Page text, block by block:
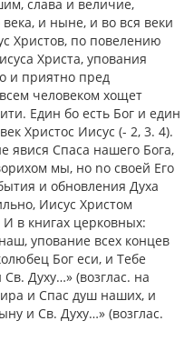
слава и величие,
и ныне, и вo вся веки
Христов, по повелению
Христа, упования
и приятно пред
человеком хощет
Един бо есть Бог и един
Христос Иисус (- 2, 3. 4).
явися Спаса нашего Бога,
мы, но no своей Его
и обновления Духа
Иисус Христом
И в книгах церковных:
упование всех концев
Бог еси, и Тебе
Духу…» (возглас. на
и Спас душ наших, и
и Св. Духу…» (возглас.